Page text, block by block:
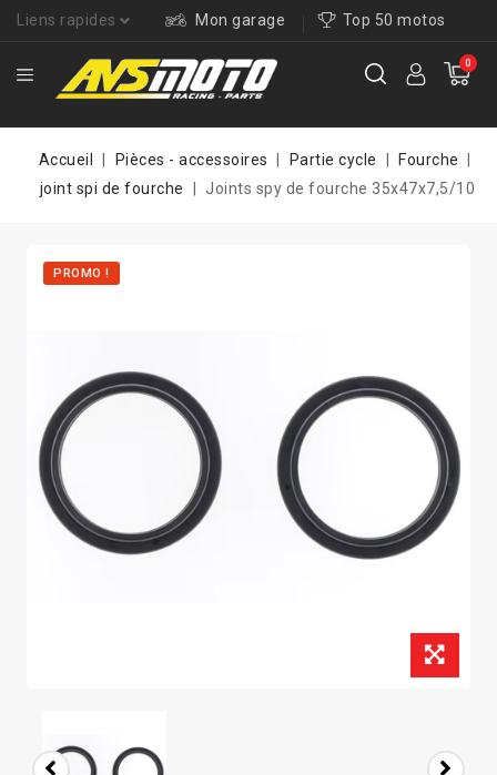
Liens rapides Mon garage Top 50 motos
0
Accueil Pièces - accessoires Partie cycle
Fourche
joint spi de fourche
Joints spy de fourche 35x47x7,5/10
PROMO !